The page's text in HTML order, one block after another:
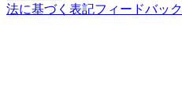
法に基づく表記フィードバック